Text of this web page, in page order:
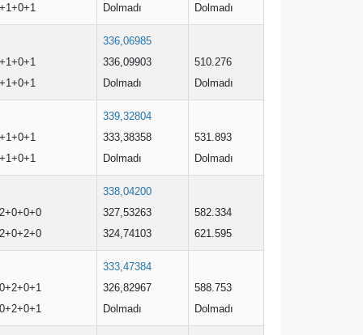
Dolmadı
Dolmadı
336,06985
336,09903
Dolmadı
510.276
Dolmadı
339,32804
333,38358
Dolmadı
531.893
Dolmadı
338,04200
327,53263
324,74103
582.334
621.595
333,47384
326,82967
Dolmadı
588.753
Dolmadı